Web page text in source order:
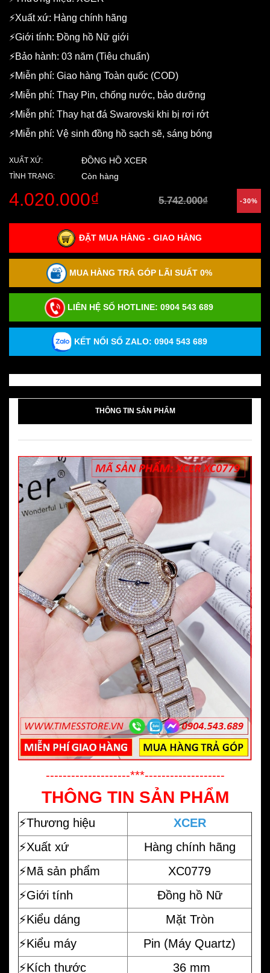
⚡️Xuất xứ: Hàng chính hãng
⚡️Giới tính: Đồng hồ Nữ giới
⚡️Bảo hành: 03 năm (Tiêu chuẩn)
⚡️Miễn phí: Giao hàng Toàn quốc (COD)
⚡️Miễn phí: Thay Pin, chống nước, bảo dưỡng
⚡️Miễn phí: Thay hạt đá Swarovski khi bị rơi rớt
⚡️Miễn phí: Vệ sinh đồng hồ sạch sẽ, sáng bóng
XUẤT XỨ: ĐỒNG HỒ XCER
TÌNH TRẠNG: Còn hàng
4.020.000₫ 5.742.000₫ -30%
ĐẶT MUA HÀNG - GIAO HÀNG
MUA HÀNG TRẢ GÓP LÃI SUẤT 0%
LIÊN HỆ SỐ HOTLINE: 0904 543 689
KẾT NỐI SỐ ZALO: 0904 543 689
THÔNG TIN SẢN PHẨM
--------------------***-------------------
THÔNG TIN SẢN PHẨM
⚡️Thương hiệu
XCER
⚡️Xuất xứ
Hàng chính hãng
⚡️Mã sản phẩm
XC0779
⚡️Giới tính
Đồng hồ Nữ
⚡️Kiểu dáng
Mặt Tròn
⚡️Kiểu máy
Pin (Máy Quartz)
⚡️Kích thước
36 mm